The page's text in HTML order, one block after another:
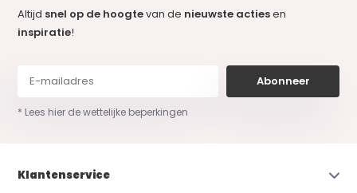
Altijd snel op de hoogtevan de nieuwste actiesen
inspiratie!
Abonneer
* Lees hier de wettelijke beperkingen
Klantenservice